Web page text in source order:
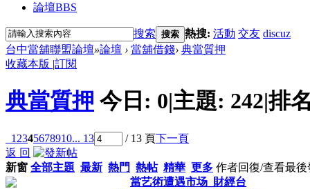
論壇BBS
搜索 搜索 熱搜: 活動 交友 discuz
台中當舖聯盟論壇»論壇 › 當舖借錢› 典當質押
收藏本版 |訂閱
典當質押 今日: 0|主題: 242|排
1 2345678910... 13 / 13 頁下一頁
返 回
新窗 全部主題 最新 熱門 熱帖 精華 更多 作者回復/查看最後
當艺術遭遇市场_財經台